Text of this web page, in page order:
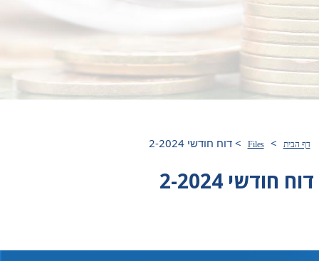
דף הבית >
Files
>דוח חודשי 2-2024
דוח חודשי 2-2024